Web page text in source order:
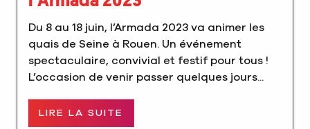
Du 8 au 18 juin, l’Armada 2023 va animer les
quais de Seine à Rouen. Un événement
spectaculaire, convivial et festif pour tous !
L’occasion de venir passer quelques jours...
LIRE LA SUITE